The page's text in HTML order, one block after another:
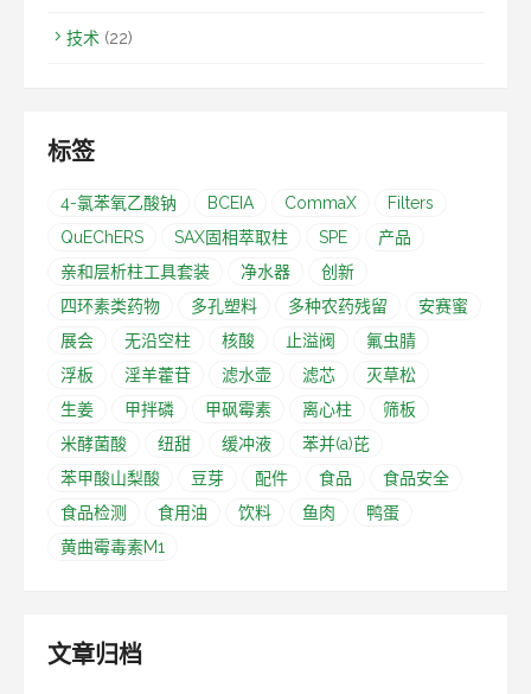
技术 (22)
标签
4-氯苯氧乙酸钠 BCEIA CommaX
Filters
QuEChERS
SAX固相萃取柱 SPE
产品
亲和层析柱工具套装
净水器
创新
四环素类药物
多孔塑料 多种农药残留
安赛蜜
展会
无沿空柱 核酸 止溢阀
氟虫腈
浮板
淫羊藿苷 滤水壶 滤芯
灭草松
生姜
甲拌磷 甲砜霉素 离心柱
筛板
米酵菌酸
纽甜 缓冲液
苯并(a)芘
苯甲酸山梨酸
豆芽 配件 食品
食品安全
食品检测
食用油 饮料 鱼肉
鸭蛋
黄曲霉毒素M1
文章归档